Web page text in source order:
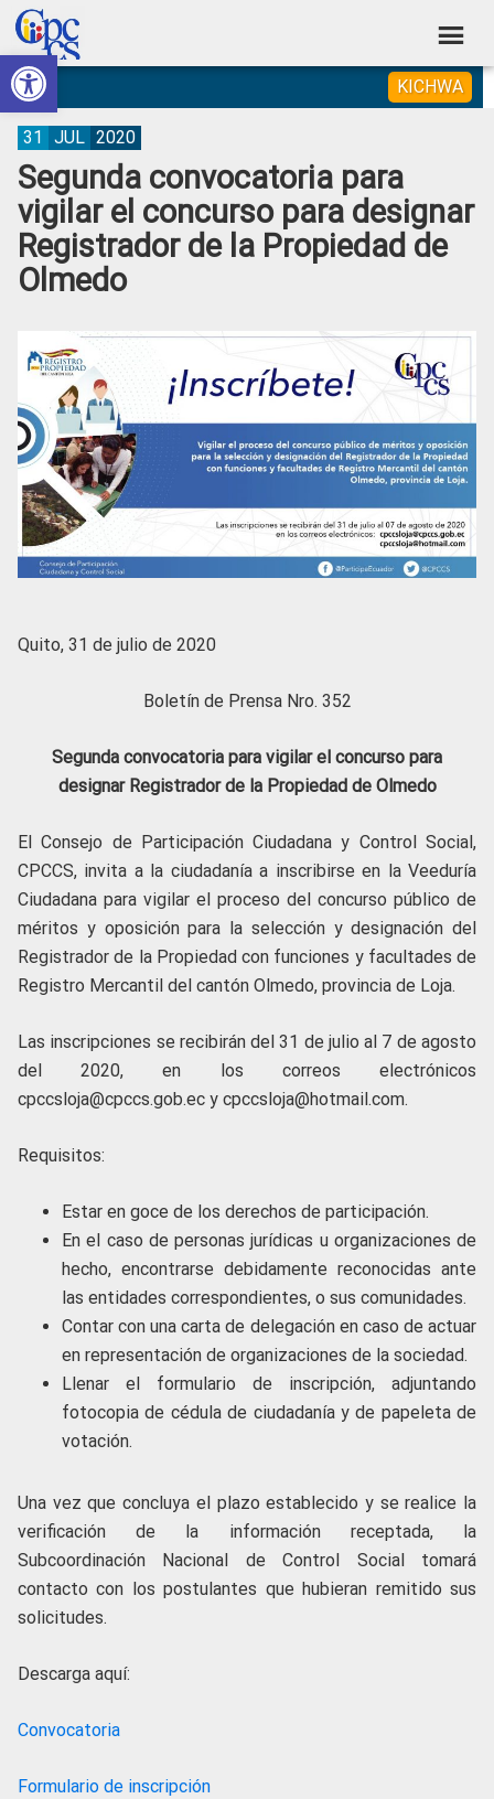
Abrir barra de herramientas
Skip
to
primary
navigation
Skip
to
main
content
Skip
to
primary
sidebar
Skip
to
footer
Consejo
de
Participación
Ciudadana
Control
Social
Construyendo
Poder
Ciudadano
KICHWA
Segunda convocatoria para
vigilar el concurso para designar
Registrador de la Propiedad de
Olmedo
31 JUL 2020
Quito, 31 de julio de 2020
Boletín de Prensa Nro. 352
Segunda convocatoria para vigilar el concurso para
designar Registrador de la Propiedad de Olmedo
El Consejo de Participación Ciudadana y Control Social,
CPCCS, invita a la ciudadanía a inscribirse en la Veeduría
Ciudadana para vigilar el proceso del concurso público de
méritos y oposición para la selección y designación del
Registrador de la Propiedad con funciones y facultades de
Registro Mercantil del cantón Olmedo, provincia de Loja.
Las inscripciones se recibirán del 31 de julio al 7 de agosto
del 2020, en los correos electrónicos
cpccsloja@cpccs.gob.ec y cpccsloja@hotmail.com.
Requisitos:
Estar en goce de los derechos de participación.
En el caso de personas jurídicas u organizaciones de
hecho, encontrarse debidamente reconocidas ante
las entidades correspondientes, o sus comunidades.
Contar con una carta de delegación en caso de actuar
en representación de organizaciones de la sociedad.
Llenar el formulario de inscripción, adjuntando
fotocopia de cédula de ciudadanía y de papeleta de
votación.
Una vez que concluya el plazo establecido y se realice la
verificación de la información receptada, la
Subcoordinación Nacional de Control Social tomará
contacto con los postulantes que hubieran remitido sus
solicitudes.
Descarga aquí:
Convocatoria
Formulario de inscripción